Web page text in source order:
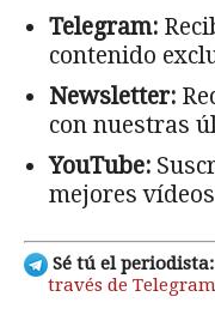
Telegram:
contenido
Newsletter:
con nuestras
YouTube:
mejores
Sé tú el periodista:
través de Telegram